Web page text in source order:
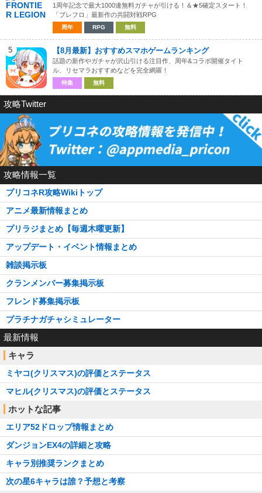
1周年記念で最大1000連無料ガチャが引ける！＆★5確定スタート！
「ブレフロ」最新作の共闘対戦RPG
周年 RPG 無料
5 【8月最新】おすすめスマホゲームランキング
話題の新作やガチャが沢山引ける注目作、周年&コラボ開催タイト
ル、リセマラおすすめなどを完全網羅！
特集 無料
攻略Twitter
攻略情報一覧
プリコネR攻略Wikiトップ
アニメ最新情報まとめ
プリラジまとめ【毎週木曜更新】
アップデート・イベント情報まとめ
雑談掲示板
クランメンバー募集掲示板
フレンド募集掲示板
プラチナガチャシミュレーター
最新情報
キャラ
ミヤコ(クリスマス)の評価とステータス
マヒル(クリスマス)の評価とステータス
ホットな記事
エリア52ドロップ情報まとめ
ダンジョンEX4の詳細と攻略
キャラ別推奨ランクまとめ
次の星6キャラは誰？予想と考察